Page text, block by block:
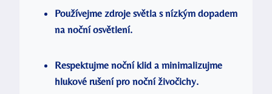
Používejme zdroje světla s nízkým dopadem
na noční osvětlení.
Respektujme noční klid a minimalizujme
hlukové rušení pro noční živočichy.